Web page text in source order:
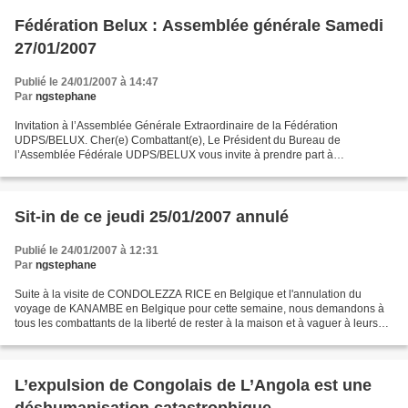
Fédération Belux : Assemblée générale Samedi
27/01/2007
Publié le 24/01/2007 à 14:47
Par ngstephane
Invitation à l’Assemblée Générale Extraordinaire de la Fédération
UDPS/BELUX. Cher(e) Combattant(e), Le Président du Bureau de
l’Assemblée Fédérale UDPS/BELUX vous invite à prendre part à
Sit-in de ce jeudi 25/01/2007 annulé
Publié le 24/01/2007 à 12:31
Par ngstephane
Suite à la visite de CONDOLEZZA RICE en Belgique et l'annulation du
voyage de KANAMBE en Belgique pour cette semaine, nous demandons à
tous les combattants de la liberté de rester à la maison et à vaguer à leurs
L’expulsion de Congolais de L’Angola est une